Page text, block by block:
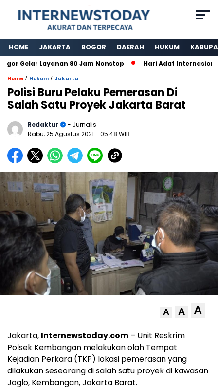
HOME JAKARTA BOGOR DAERAH HUKUM
Gelar Layanan 80 Jam Nonstop Hari Adat Internasional
Home / Hukum / Jakarta
Polisi Buru Pelaku Pemerasan Di
Salah Satu Proyek Jakarta Barat
Redaktur
- Jurnalis
Rabu, 25 Agustus 2021 - 05:48 WIB
A A A
Jakarta, Internewstoday.com – Unit Reskrim
Polsek Kembangan melakukan olah Tempat
Kejadian Perkara (TKP) lokasi pemerasan yang
dilakukan seseorang di salah satu proyek di kawasan
Joglo, Kembangan, Jakarta Barat.